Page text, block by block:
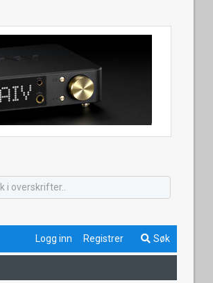
Logg inn Registrer Søk